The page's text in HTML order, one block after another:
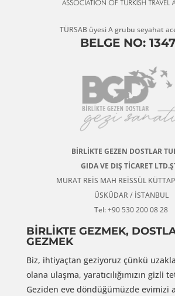
TÜRSAB üyesi A grubu seyahat
BELGE NO:
BİRLİKTE GEZEN DOSTLAR
GIDA VE DIŞ TİCARET
MURAT REİS MAH REİSSÜL
ÜSKÜDAR / İSTANBUL
Tel: +90 530 200 08 28
BİRLİKTE GEZMEK,
GEZMEK
Biz, ihtiyaçtan geziyoruz çünkü
olana ulaşma, yaratıcılığımızın gizli
Geziden eve döndüğümüzde evimizi